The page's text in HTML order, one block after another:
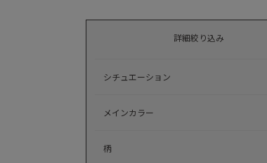
詳細絞り込み
シチュエーション
メインカラー
柄